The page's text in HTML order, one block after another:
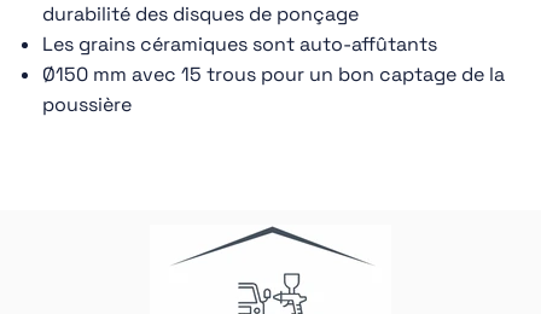
durabilité des disques de ponçage
Les grains céramiques sont auto-affûtants
Ø150 mm avec 15 trous pour un bon captage de la
poussière